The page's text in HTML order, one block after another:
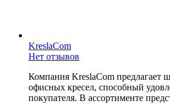
KreslaCom
Нет отзывов
Компания KreslaCom предлагает
офисных кресел, способный
покупателя. В ассортименте